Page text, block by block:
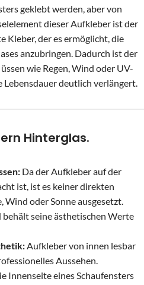
geklebt werden, aber von
dieser Aufkleber ist der
Kleber, der es ermöglicht, die
anzubringen. Dadurch ist der
wie Regen, Wind oder UV-
Lebensdauer deutlich verlängert.
Hinterglas.
Da der Aufkleber auf der
ist, ist es keiner direkten
Wind oder Sonne ausgesetzt.
seine ästhetischen Werte
Aufkleber von innen lesbar
Aussehen.
Innenseite eines Schaufensters